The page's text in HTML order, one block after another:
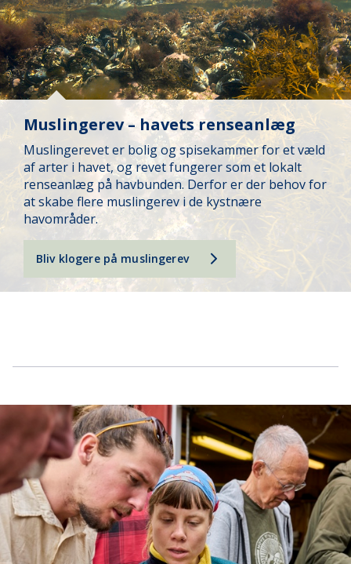
Muslingerev – havets renseanlæg
Muslingerevet er bolig og spisekammer for et væld
af arter i havet, og revet fungerer som et lokalt
renseanlæg på havbunden. Derfor er der behov for
at skabe flere muslingerev i de kystnære
havområder.
Bliv klogere på muslingerev